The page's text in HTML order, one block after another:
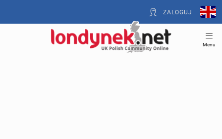
ZALOGUJ
Menu